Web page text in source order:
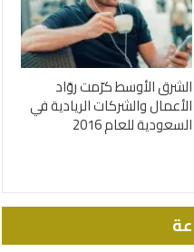
الشرق الأوسط كرّمت روّاد
الأعمال والشركات الريادية في
السعودية للعام 2016